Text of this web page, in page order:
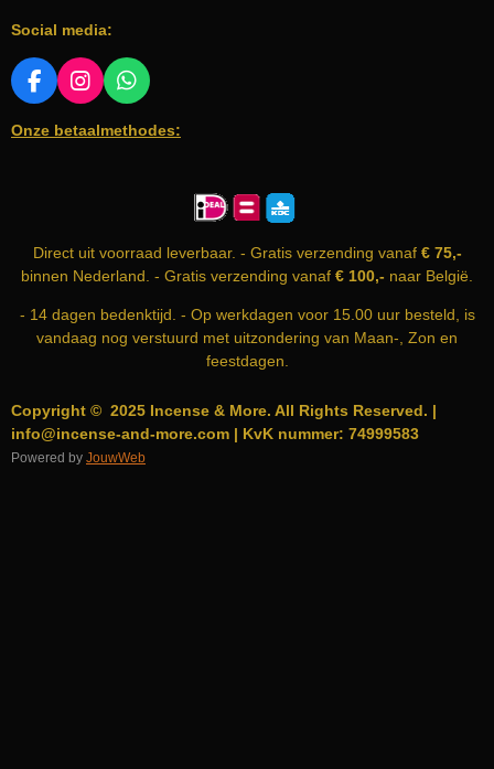
Social media:
F
C
I
S
M
W
A
Onze betaalmethodes:
Direct uit voorraad leverbaar. - Gratis verzending vanaf€ 75,-
binnen Nederland. - Gratis verzending vanaf € 100,- naar België.
- 14 dagen bedenktijd. - Op werkdagen voor 15.00 uur besteld, is
vandaag nog verstuurd met uitzondering van Maan-, Zon en
feestdagen.
Copyright © 2025 Incense & More. All Rights Reserved. |
info@incense-and-more.com | KvK nummer: 74999583
Powered by JouwWeb